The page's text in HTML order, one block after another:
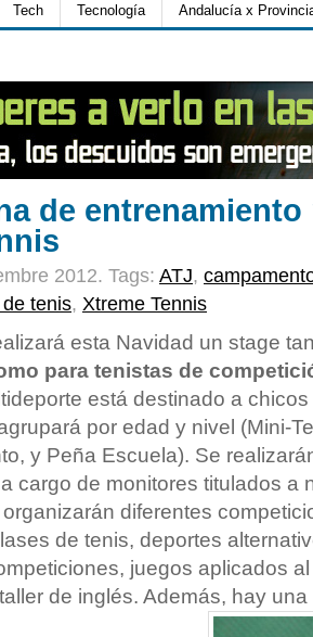
Tech Tecnología Andalucía x
de
2012. Tags: ATJ,
tenis, Xtreme Tennis
esta Navidad un stage
para tenistas de
está destinado a
por edad y nivel (Mini-
y Peña Escuela). Se
cargo de monitores titulados a
diferentes
de tenis, deportes
juegos aplicados
de inglés. Además, hay